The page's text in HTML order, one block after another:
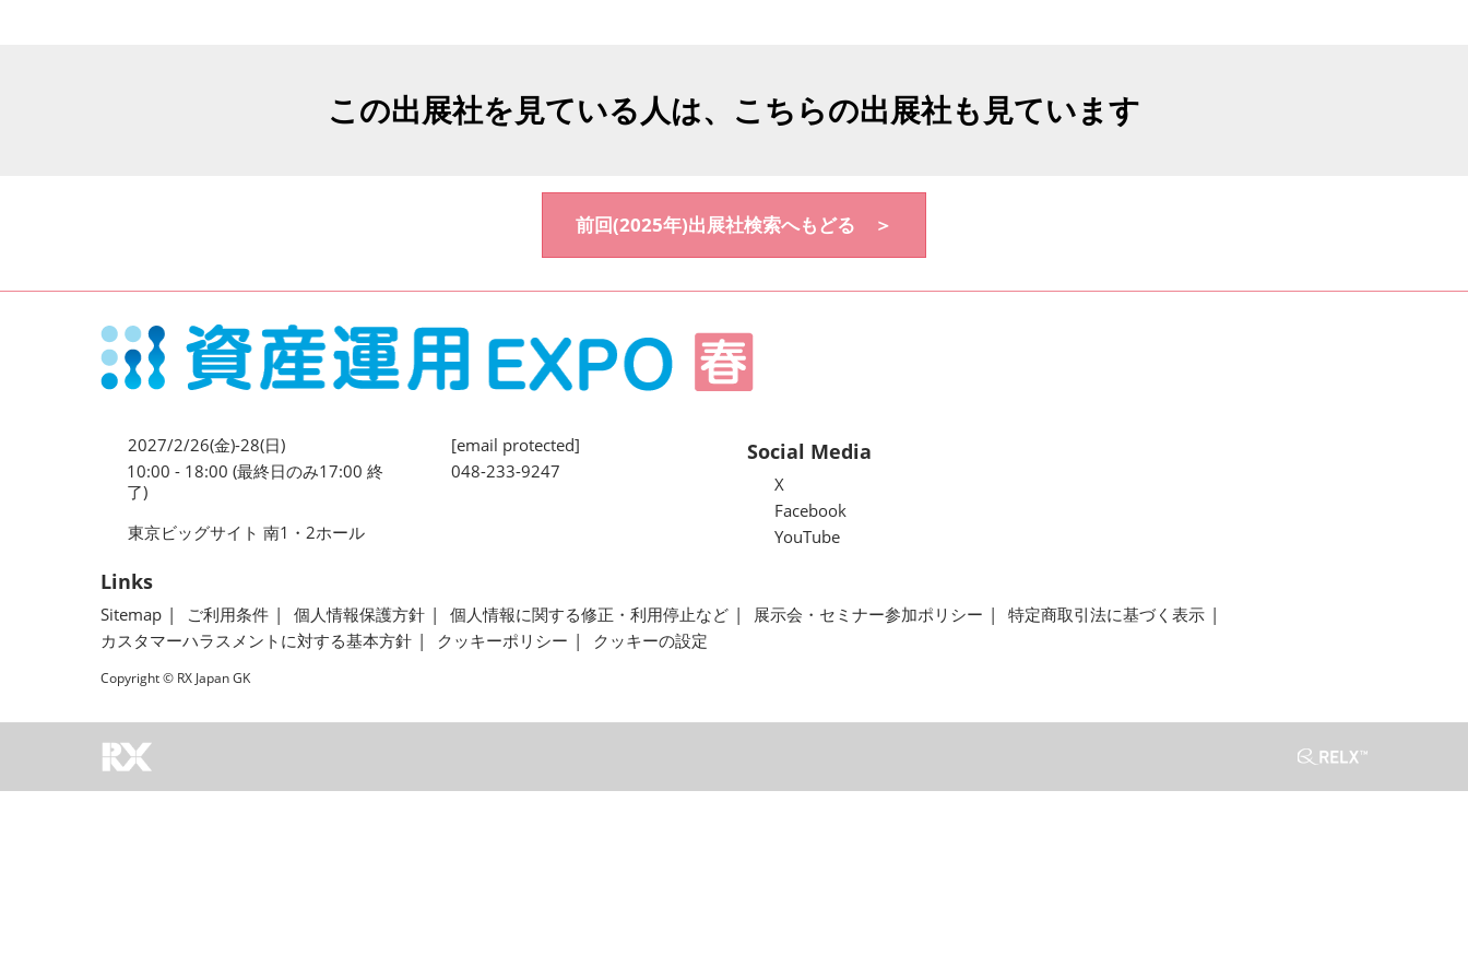
この出展社を見ている人は、こちらの出展社も見ています
前回(2025年)出展社検索へもどる ＞
2027/2/26(金)-28(日)
10:00 - 18:00 (最終日のみ17:00 終
了)
東京ビッグサイト 南1・2ホール
[email protected]
048-233-9247
Social Media
X
Facebook
YouTube
Links
Sitemap ご利用条件 個人情報保護方針 個人情報に関する修正・利用停止など 展示会・セミナー参加ポリシー
特定商取引法に基づく表示
カスタマーハラスメントに対する基本方針
クッキーポリシー クッキーの設定
Copyright © RX Japan GK